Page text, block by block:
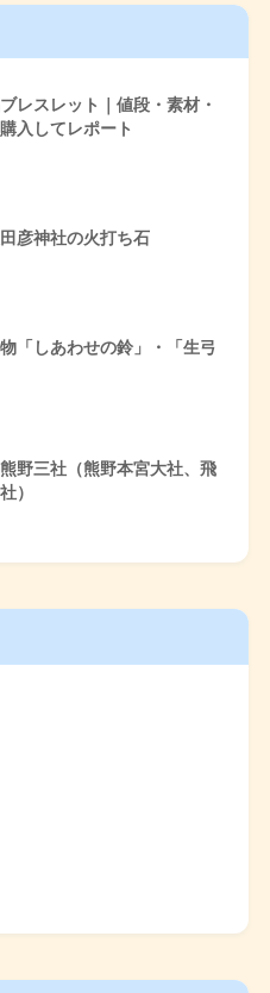
レスレット｜値段・素材・
入してレポート
彦神社の火打ち石
「しあわせの鈴」・「生弓
野三社（熊野本宮大社、飛
）